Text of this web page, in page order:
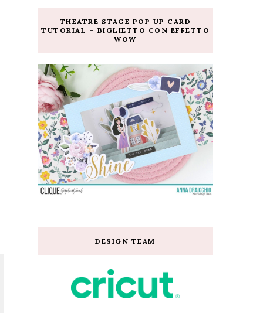
THEATRE STAGE POP UP CARD
TUTORIAL – BIGLIETTO CON EFFETTO
WOW
DESIGN TEAM